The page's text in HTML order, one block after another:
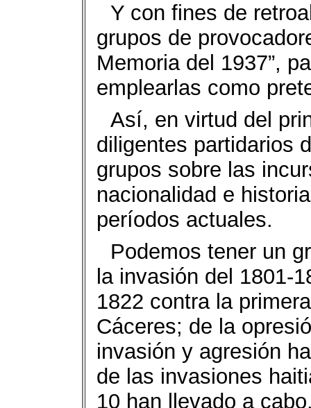
Y con fines de
grupos de
Memoria del 1937”,
emplearlas como
Así, en virtud del
diligentes partidarios
grupos sobre las
nacionalidad e
períodos actuales.
Podemos tener un
la invasión del 1801-
1822 contra la
Cáceres; de la
invasión y agresión
de las invasiones
10 han llevado a